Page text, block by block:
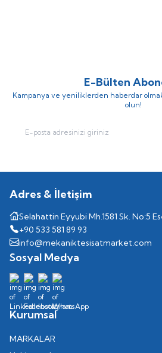
E-Bülten
Kampanya ve yeniliklerden haberdar
olun!
Adres & İletişim
Selahattin Eyyubi Mh.1581 Sk. No:5
+90 533 581 89 93
info@mekaniktesisatmarket.com
Sosyal Medya
Kurumsal
MARKALAR